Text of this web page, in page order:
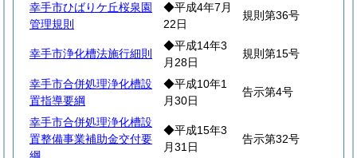
幸手市ひばりケ丘桜泉園
管理規則
◆平成4年7月
22日
規則第36号
幸手市浄化槽法施行細則
◆平成14年3
月28日
規則第15号
幸手市合併処理浄化槽設
置指導要綱
◆平成10年1
月30日
告示第4号
幸手市合併処理浄化槽設
置整備事業補助金交付要
◆平成15年3
月31日
告示第32号